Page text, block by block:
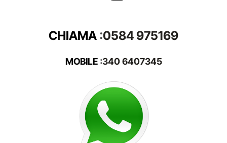
CHIAMA :0584 975169
MOBILE:340 6407345